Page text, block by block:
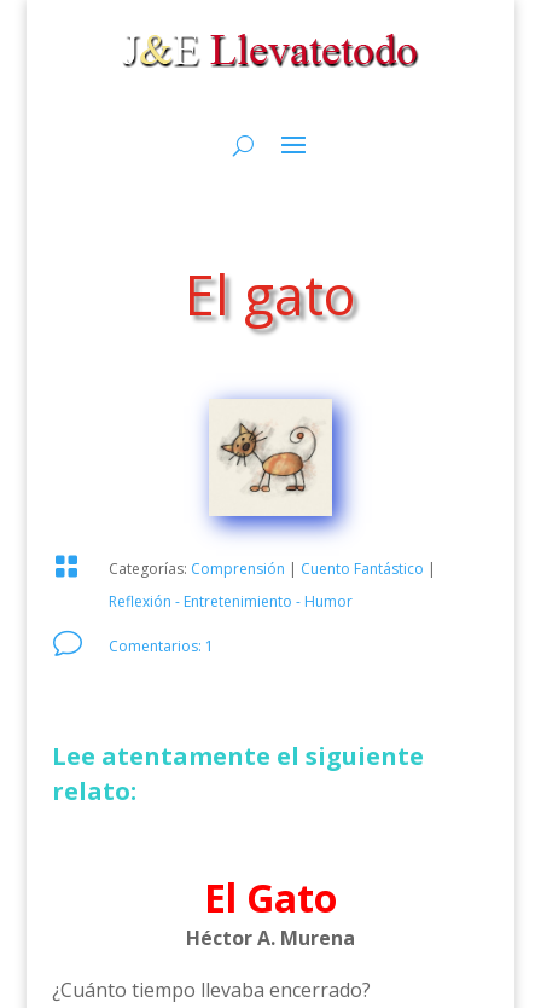
El gato
 Categorías: Comprensión | Cuento Fantástico |
Reflexión - Entretenimiento - Humor
v Comentarios: 1
Lee atentamente el siguiente
relato:
El Gato
Héctor A. Murena
¿Cuánto tiempo llevaba encerrado?